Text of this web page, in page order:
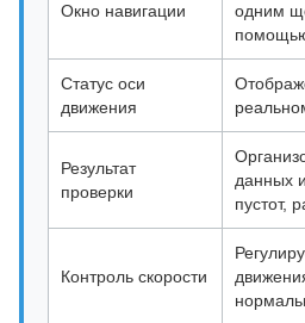
Окно навигации
одним
Статус оси
движения
Результат
проверки
данных
пустот,
Контроль скорости